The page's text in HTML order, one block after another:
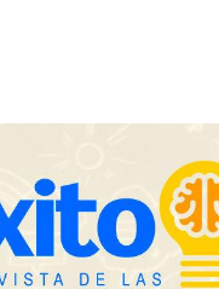
de
el
lanzan
para
de 50